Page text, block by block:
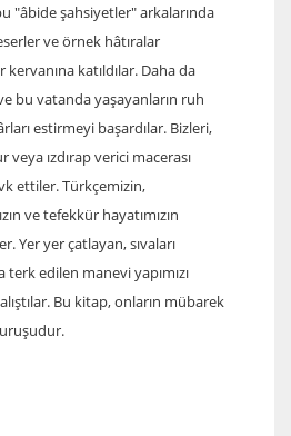
"âbide şahsiyetler" arkalarında
ve örnek hâtıralar
katıldılar. Daha da
bu vatanda yaşayanların ruh
estirmeyi başardılar. Bizleri,
ızdırap verici macerası
ettiler. Türkçemizin,
ve tefekkür hayatımızın
Yer yer çatlayan, sıvaları
edilen manevi yapımızı
Bu kitap, onların mübarek